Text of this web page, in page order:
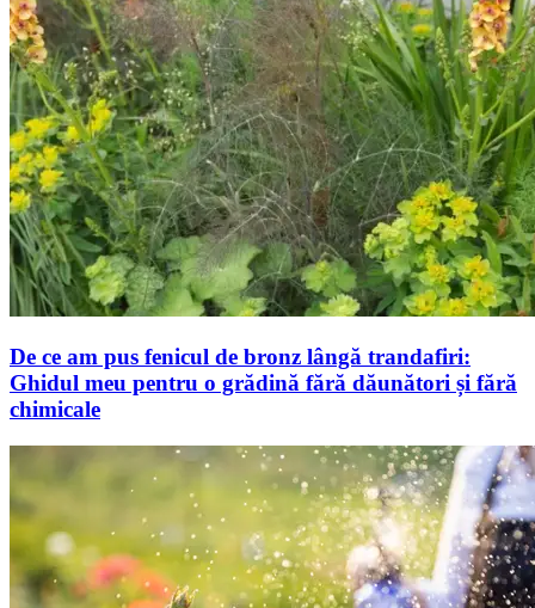
De ce am pus fenicul de bronz lângă trandafiri:
Ghidul meu pentru o grădină fără dăunători și fără
chimicale